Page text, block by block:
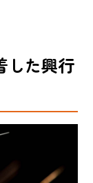
した興行